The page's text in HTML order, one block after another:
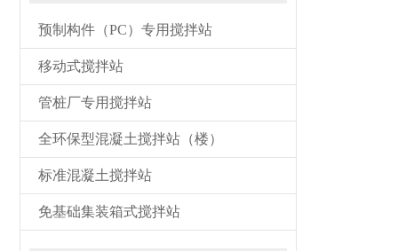
预制构件（PC）专用搅拌站
移动式搅拌站
管桩厂专用搅拌站
全环保型混凝土搅拌站（楼）
标准混凝土搅拌站
免基础集装箱式搅拌站